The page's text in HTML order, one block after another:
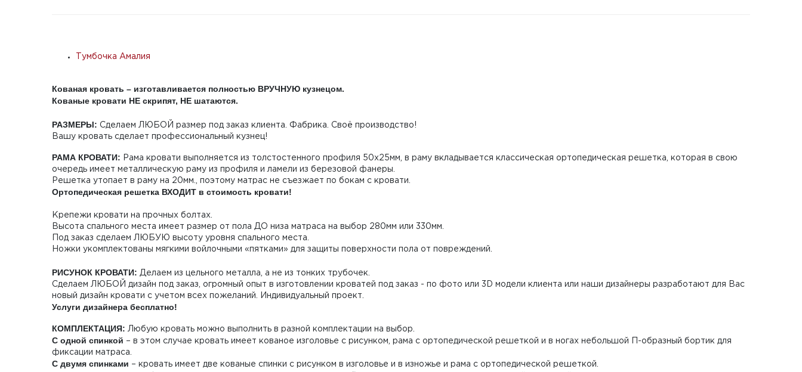
Тумбочка Амалия
Кованая кровать – изготавливается полностью ВРУЧНУЮ кузнецом.
Кованые кровати НЕ скрипят, НЕ шатаются.
РАЗМЕРЫ: Сделаем ЛЮБОЙ размер под заказ клиента. Фабрика. Своё производство!
Вашу кровать сделает профессиональный кузнец!
РАМА КРОВАТИ:
Рама кровати выполняется из толстостенного профиля 50х25мм, в раму вкладывается классическая ортопедическая решетка, которая в свою
очередь имеет металлическую раму из профиля и ламели из березовой фанеры.
Решетка утопает в раму на 20мм., поэтому матрас не съезжает по бокам с кровати.
Ортопедическая решетка ВХОДИТ в стоимость кровати!
Крепежи кровати на прочных болтах.
Высота спального места имеет размер от пола ДО низа матраса на выбор 280мм или 330мм.
Под заказ сделаем ЛЮБУЮ высоту уровня спального места.
Ножки укомплектованы мягкими войлочными «пятками» для защиты поверхности пола от повреждений.
РИСУНОК КРОВАТИ: Делаем из цельного металла, а не из тонких трубочек.
Сделаем ЛЮБОЙ дизайн под заказ, огромный опыт в изготовлении кроватей под заказ - по фото или 3D модели клиента или наши дизайнеры разработают для Вас
новый дизайн кровати с учетом всех пожеланий. Индивидуальный проект.
Услуги дизайнера бесплатно!
КОМПЛЕКТАЦИЯ: Любую кровать можно выполнить в разной комплектации на выбор.
С одной спинкой – в этом случае кровать имеет кованое изголовье с рисунком, рама с ортопедической решеткой и в ногах небольшой П-образный бортик для
фиксации матраса.
С двумя спинками – кровать имеет две кованые спинки с рисунком в изголовье и в изножье и рама с ортопедической решеткой.